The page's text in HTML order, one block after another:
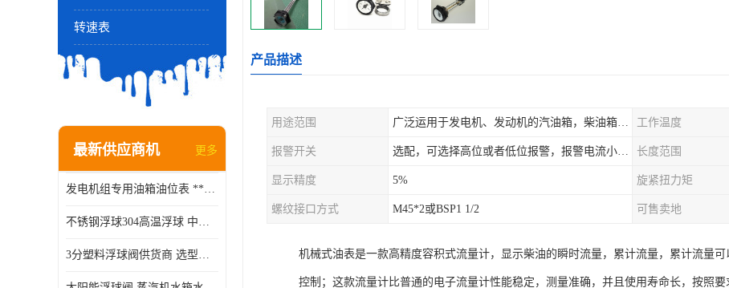
转速表
最新供应商机 更多
发电机组专用油箱油位表 **指针式机械式油表
不锈钢浮球304高温浮球 中空磁性浮球 规格齐全
3分塑料浮球阀供货商 选型说明
产品描述
用途范围 广泛运用于发电机、发动机的汽油箱，柴油箱，液压站，水箱上 工作温度
报警开关 选配，可选择高位或者低位报警，报警电流小于500mA，报警点可设在9/10和1/10位置 长度范围
显示精度 5% 旋紧扭力矩
螺纹接口方式 M45*2或BSP1 1/2 可售卖地
机械式油表是一款高精度容积式流量计，显示柴油的瞬时流量，累计流量，累计流量
控制；这款流量计比普通的电子流量计性能稳定，测量准确，并且使用寿命长，按照